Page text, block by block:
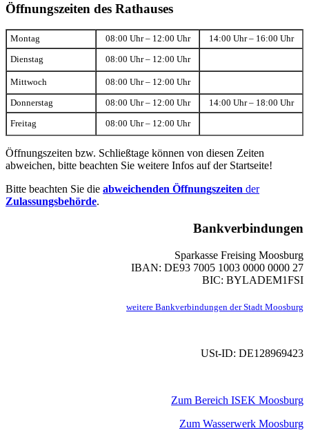
Öffnungszeiten des Rathauses
Montag 08:00 Uhr – 12:00 Uhr 14:00 Uhr – 16:00 Uhr
Dienstag 08:00 Uhr – 12:00 Uhr
Mittwoch 08:00 Uhr – 12:00 Uhr
Donnerstag 08:00 Uhr – 12:00 Uhr 14:00 Uhr – 18:00 Uhr
Freitag 08:00 Uhr – 12:00 Uhr
Öffnungszeiten bzw. Schließtage können von diesen Zeiten
abweichen, bitte beachten Sie weitere Infos auf der Startseite!
Bitte beachten Sie die abweichenden Öffnungszeiten der
Zulassungsbehörde.
Bankverbindungen
Sparkasse Freising Moosburg
IBAN: DE93 7005 1003 0000 0000 27
BIC: BYLADEM1FSI
weitere Bankverbindungen der Stadt Moosburg
USt-ID: DE128969423
Zum Bereich ISEK Moosburg
Zum Wasserwerk Moosburg